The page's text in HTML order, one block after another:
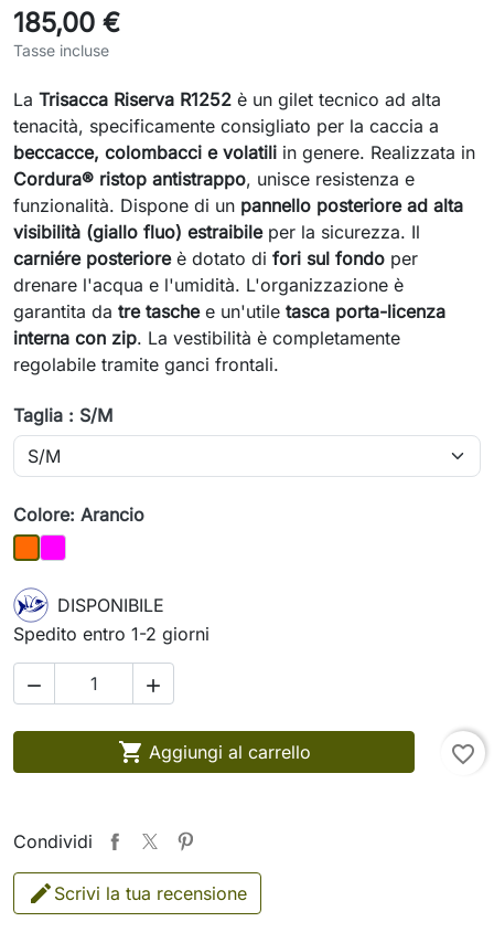
185,00 €
Tasse incluse
La Trisacca Riserva R1252 è un gilet tecnico ad alta
tenacità, specificamente consigliato per la caccia a
beccacce, colombacci e volatili in genere. Realizzata in
Cordura® ristop antistrappo, unisce resistenza e
funzionalità. Dispone di un pannello posteriore ad alta
visibilità (giallo fluo) estraibileper la sicurezza. Il
carniére posterioreè dotato di fori sul fondo per
drenare l'acqua e l'umidità. L'organizzazione è
garantita da tre taschee un'utile tasca porta-licenza
interna con zip. La vestibilità è completamente
regolabile tramite ganci frontali.
Taglia : S/M
Colore: Arancio
Arancio
Fucsia
DISPONIBILE
Spedito entro 1-2 giorni
 
 Aggiungi al carrello favorite_border
Condividi
Scrivi la tua recensione